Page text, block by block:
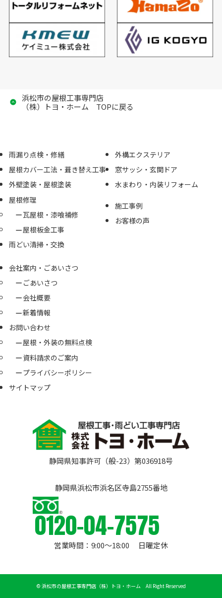
浜松市の屋根工事専門店
（株）トヨ・ホーム TOPに戻る
静岡県知事許可（般-23）第036918号
静岡県浜松市浜名区寺島2755番地
0120-04-7575
営業時間：9:00〜18:00 日曜定休
雨漏り点検・修繕
屋根カバー工法・葺き替え工事
外壁塗装・屋根塗装
屋根修理
瓦屋根・漆喰補修
屋根板金工事
雨どい清掃・交換
外構エクステリア
窓サッシ・玄関ドア
水まわり・内装リフォーム
施工事例
お客様の声
会社案内・ごあいさつ
ごあいさつ
会社概要
新着情報
お問い合わせ
屋根・外装の無料点検
資料請求のご案内
プライバシーポリシー
サイトマップ
© 浜松市の屋根工事専門店（株）トヨ・ホーム All Right Reserved